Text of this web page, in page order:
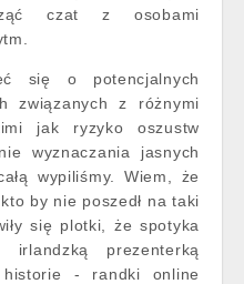
czat z osobami
się o potencjalnych
związanych z różnymi
jak ryzyko oszustw
wyznaczania jasnych
wypiliśmy. Wiem, że
by nie poszedł na taki
się plotki, że spotyka
prezenterką
- randki online